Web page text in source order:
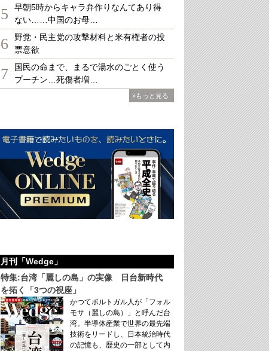
5
早朝5時からキャラ弁作りなんてあり得
ない……中国のお母…
6
野党・民主党の攻撃材料と米有権者の投
票意欲
7
国民の命まで、まるで湯水のごとく使う
プーチン…死傷者増…
»もっと見る
月刊「Wedge」
特集:台湾「麗しの島」の実像 日台新時代
を拓く「3つの視座」
かつてポルトガル人が「フォル
モサ（麗しの島）」と呼んだ台
湾。半導体産業で世界の最先端
技術をリードし、日本統治時代
の記憶も、歴史の一部として内